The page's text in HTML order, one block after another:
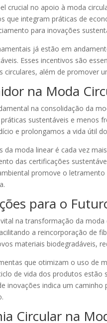
crucial no apoio à moda
que integram práticas de
para inovações
já estão em
Esses incentivos são
circulares, além de promover
na Moda
na consolidação da
sustentáveis e menos
e prolongamos a vida útil
moda linear é cada vez
das certificações
promove o
para o
na transformação da
a reincorporação de
materiais biodegradáveis,
que otimizam o uso de
de vida dos produtos
inovações indica um
Circular na